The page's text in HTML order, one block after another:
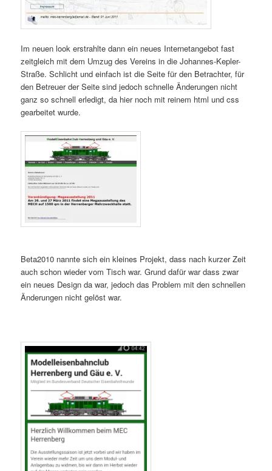
Im neuen look erstrahlte dann ein neues Internetangebot fast
zeitgleich mit dem Umzug des Vereins in die Johannes-Kepler-
Straße. Schlicht und einfach ist die Seite für den Betrachter, für
den Betreuer der Seite sind jedoch schnelle Änderungen nicht
ganz so schnell erledigt, da hier noch mit reinem html und css
gearbeitet wurde.
Beta2010 nannte sich ein kleines Projekt, dass nach kurzer Zeit
auch schon wieder vom Tisch war. Grund dafür war dass zwar
ein neues Design da war, jedoch das Problem mit den schnellen
Änderungen nicht gelöst war.